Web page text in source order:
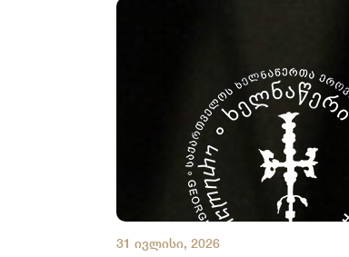
31 ივლისი, 2026